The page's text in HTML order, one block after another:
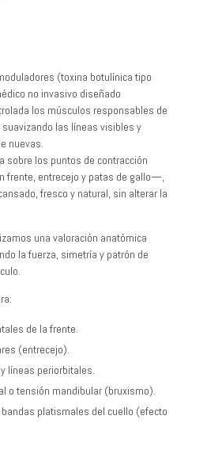
(toxina botulínica tipo
no invasivo diseñado
los músculos responsables de
las líneas visibles y
nuevas.
sobre los puntos de contracción
frente, entrecejo y patas de gallo—,
fresco y natural, sin alterar la
una valoración anatómica
la fuerza, simetría y patrón de
de la frente.
(entrecejo).
líneas periorbitales.
o tensión mandibular (bruxismo).
platismales del cuello (efecto